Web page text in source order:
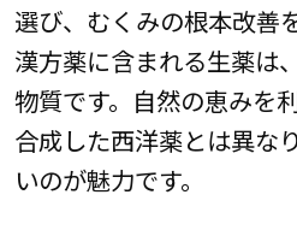
選び、むくみの根本改善
漢方薬に含まれる生薬は
物質です。自然の恵みを
合成した西洋薬とは異な
いのが魅力です。